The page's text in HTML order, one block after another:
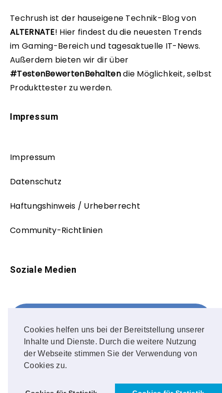
Cookies helfen uns bei der Bereitstellung unserer
Inhalte und Dienste. Durch die weitere Nutzung
der Webseite stimmen Sie der Verwendung von
Cookies zu.
Techrush ist der hauseigene Technik-Blog von
ALTERNATE! Hier findest du die neuesten Trends
im Gaming-Bereich und tagesaktuelle IT-News.
Außerdem bieten wir dir über
#TestenBewertenBehaltendie Möglichkeit, selbst
Produkttester zu werden.
Impressum
Impressum
Datenschutz
Haftungshinweis / Urheberrecht
Community-Richtlinien
Soziale Medien
FOLLOW ME!
Instagram
OUR PHOTOS!